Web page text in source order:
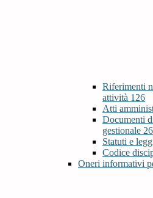
Riferimenti
attività 126
Atti
Documenti
gestionale 26
Statuti e
Codice
Oneri informativi